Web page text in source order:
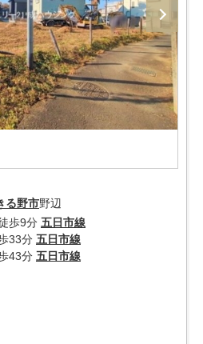
る野市野辺
歩9分 五日市線
33分 五日市線
43分 五日市線